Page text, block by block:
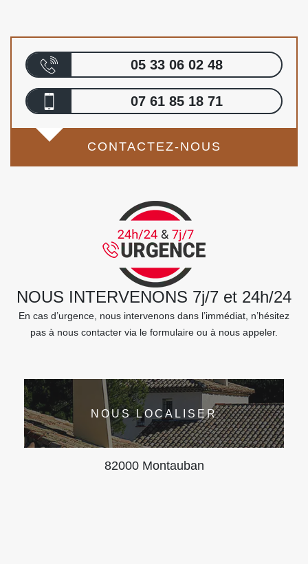
05 33 06 02 48
07 61 85 18 71
CONTACTEZ-NOUS
NOUS INTERVENONS 7j/7 et 24h/24
En cas d’urgence, nous intervenons dans l’immédiat, n’hésitez
pas à nous contacter via le formulaire ou à nous appeler.
NOUS LOCALISER
82000 Montauban